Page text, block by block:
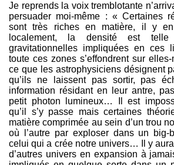
Je reprends la voix tremblotante
persuader moi-même : « Certaines
sont très riches en matière, il y
localement, la densité est
gravitationnelles impliquées en ces
toute ces zones s’effondrent sur
ce que les astrophysiciens désignent
qu’ils ne laissent pas sortir, pas
information résidant en leur antre,
petit photon lumineux… Il est
qu’il s’y passe mais certaines
matière comprimée au sein d’un trou
où l’autre par exploser dans un big-
celui qui a crée notre univers… Il y
d’autres univers en expansion à